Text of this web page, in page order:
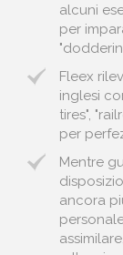
alcuni
per
Fleex
inglesi
tires",
per
Mentre
ancora